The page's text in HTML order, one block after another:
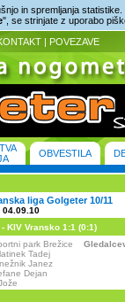
in spremljanja statistike.
", se strinjate z uporabo
| POVEZAVE
OBVESTILA
liga Golgeter 10/11
KIV Vransko 1:1 (0:1)
park Brežice
Tadej
Janez
Dejan